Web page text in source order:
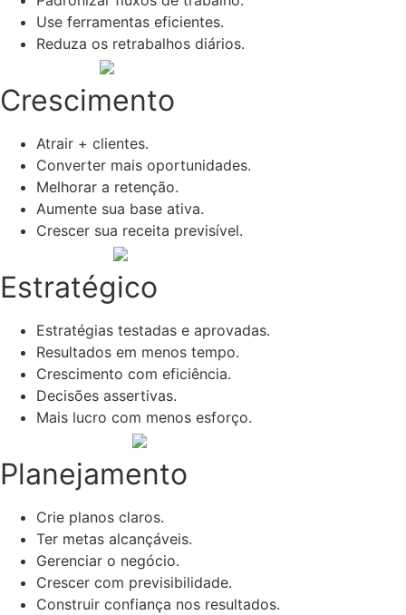
Use ferramentas eficientes.
Reduza os retrabalhos diários.
Crescimento
Atrair + clientes.
Converter mais oportunidades.
Melhorar a retenção.
Aumente sua base ativa.
Crescer sua receita previsível.
Estratégico
Estratégias testadas e aprovadas.
Resultados em menos tempo.
Crescimento com eficiência.
Decisões assertivas.
Mais lucro com menos esforço.
Planejamento
Crie planos claros.
Ter metas alcançáveis.
Gerenciar o negócio.
Crescer com previsibilidade.
Construir confiança nos resultados.